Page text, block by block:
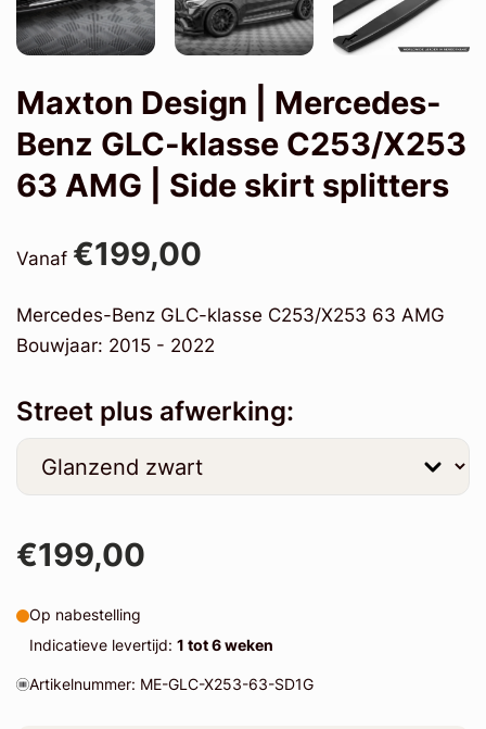
Maxton Design | Mercedes-
Benz GLC-klasse C253/X253
63 AMG | Side skirt splitters
Vanaf €199,00
Mercedes-Benz GLC-klasse C253/X253 63 AMG
Bouwjaar: 2015 - 2022
Street plus afwerking:
€199,00
Op nabestelling
Indicatieve levertijd: 1 tot 6 weken
Artikelnummer: ME-GLC-X253-63-SD1G